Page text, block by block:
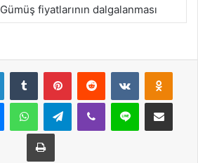
Gümüş fiyatlarının dalgalanması
LinkedInTumblr PinterestReddit VKontakte
MessengerWhatsAppTelegramViber Line E-Posta ile
Yazdır